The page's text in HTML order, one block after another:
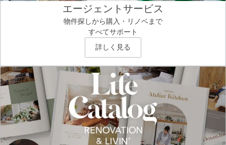
エージェントサービス
物件探しから購入・リノベまで
すべてサポート
詳しく見る